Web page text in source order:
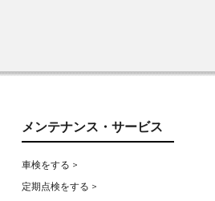
メンテナンス・サービス
車検をする >
定期点検をする >